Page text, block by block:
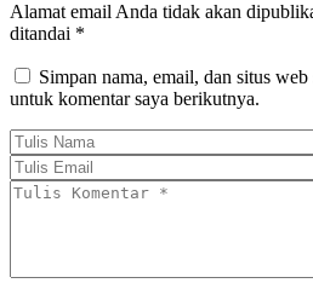
Alamat email Anda tidak akan
ditandai *
Simpan nama, email, dan situs
untuk komentar saya berikutnya.